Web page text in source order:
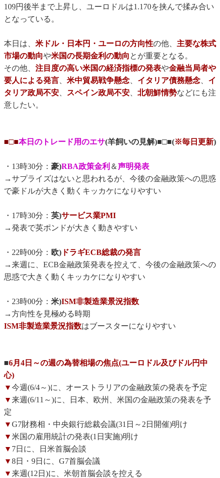
109円後半まで上昇し、ユーロドルは1.170を挟んで揉み合い
となっている。
本日は、 米ドル・日本円・ユーロの方向性の他、 主要な株式
市場の動向や米国の長期金利の動向 とが重要となる。
その他、 注目度の高い米国の経済指標の発表や金融当局者や
要人による発言、 米中貿易戦争懸念、 イタリア債務懸念、 イ
タリア政局不安、 スペイン政局不安、 北朝鮮情勢などにも注
意したい。
■□■本日のトレード用のエサ(羊飼いの見解)■□■(※毎日更新)
・13時30分： 豪)RBA政策金利 ＆声明発表
→サプライズはないと思われるが、今後の金融政策への思惑
で豪ドルが大きく動くキッカケになりやすい
・17時30分： 英)サービス業PMI
→発表で英ポンドが大きく動きやすい
・22時00分： 欧) ドラギECB総裁の発言
→来週に、ECB金融政策発表を控えて、今後の金融政策への
思惑で大きく動くキッカケになりやすい
・23時00分： 米)ISM非製造業景況指数
→方向性を見極める時期
ISM非製造業景況指数はブースターになりやすい
■6月4日～の週の為替相場の焦点(ユーロドル及びドル円中
心)
▼今週(6/4～)に、オーストラリアの金融政策の発表を予定
▼来週(6/11～)に、日本、欧州、米国の金融政策の発表を予
定
▼G7財務相・中央銀行総裁会議(31日～2日開催)明け
▼米国の雇用統計の発表(1日実施)明け
▼ 7日に、日米首脳会談
▼8日・9日に、G7首脳会議
▼来週(12日)に、米朝首脳会談を控える